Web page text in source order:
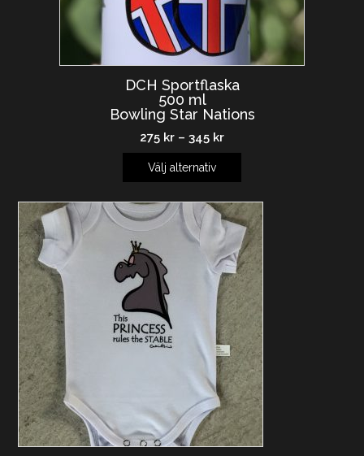
DCH Sportflaska
500 ml
Bowling Star Nations
275 kr – 345 kr
Välj alternativ